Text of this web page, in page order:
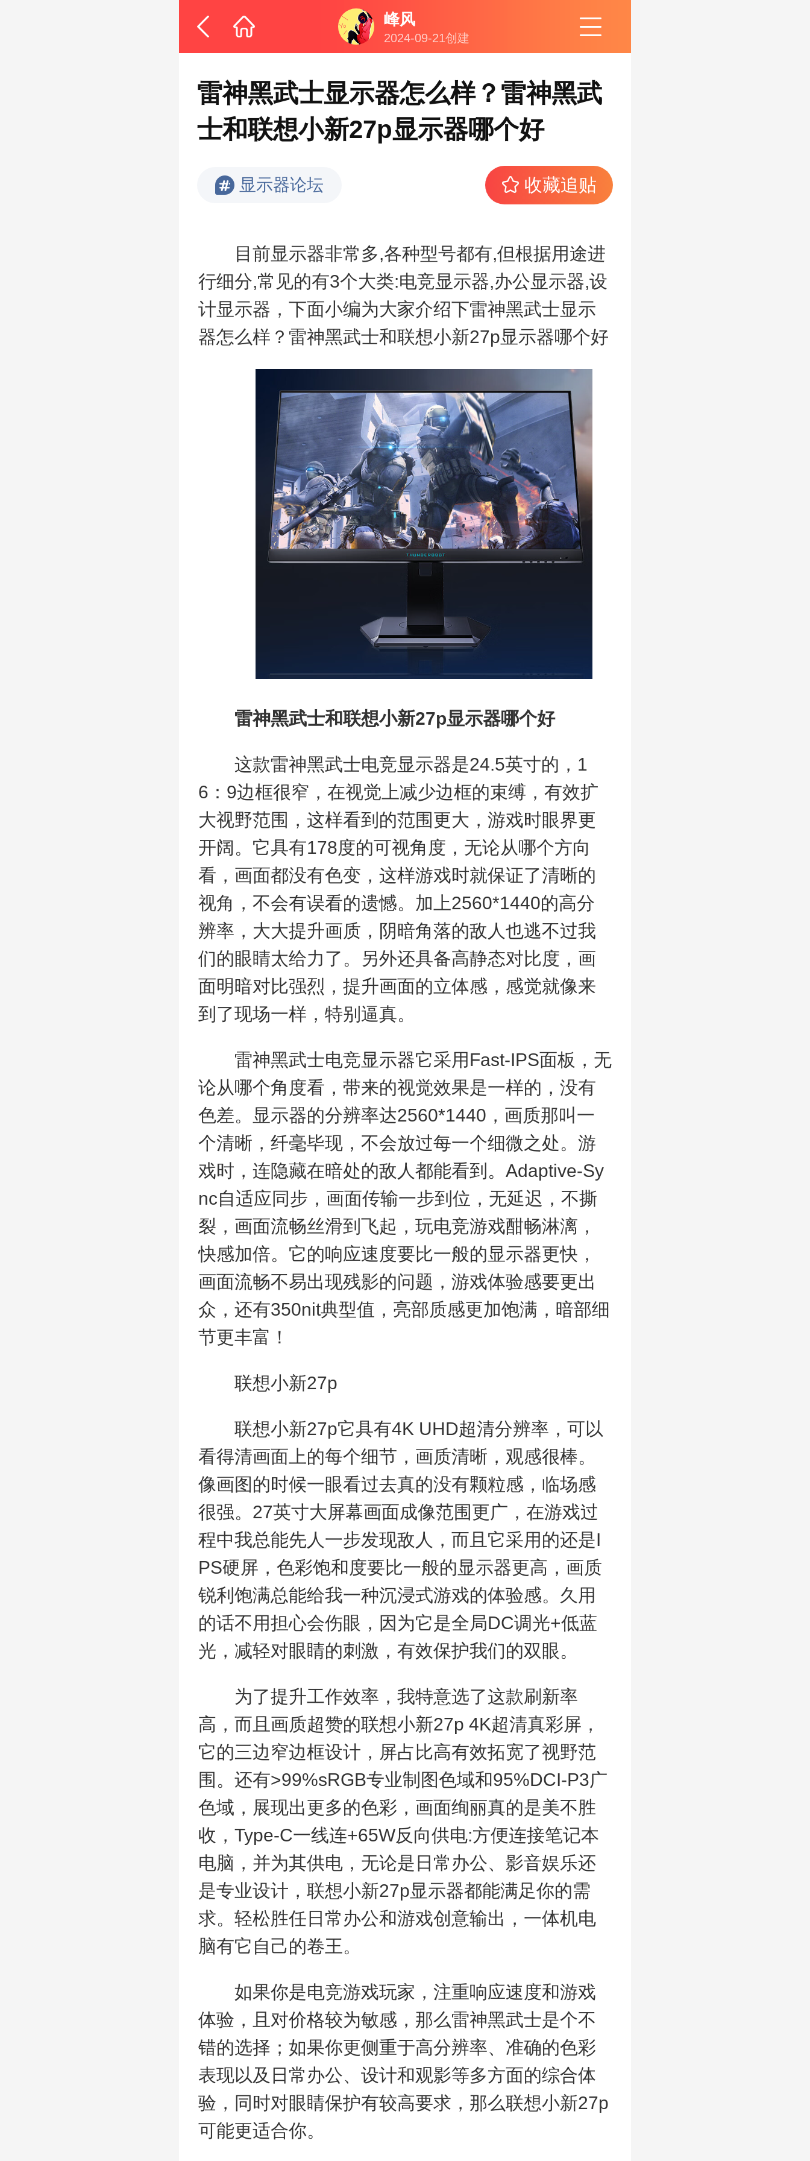
峰风
2024-09-21创建
雷神黑武士显示器怎么样？雷神黑武
士和联想小新27p显示器哪个好
显示器论坛 收藏追贴
目前显示器非常多,各种型号都有,但根据用途进
行细分,常见的有3个大类:电竞显示器,办公显示器,设
计显示器，下面小编为大家介绍下雷神黑武士显示
器怎么样？雷神黑武士和联想小新27p显示器哪个好
雷神黑武士和联想小新27p显示器哪个好
这款雷神黑武士电竞显示器是24.5英寸的，1
6：9边框很窄，在视觉上减少边框的束缚，有效扩
大视野范围，这样看到的范围更大，游戏时眼界更
开阔。它具有178度的可视角度，无论从哪个方向
看，画面都没有色变，这样游戏时就保证了清晰的
视角，不会有误看的遗憾。加上2560*1440的高分
辨率，大大提升画质，阴暗角落的敌人也逃不过我
们的眼睛太给力了。另外还具备高静态对比度，画
面明暗对比强烈，提升画面的立体感，感觉就像来
到了现场一样，特别逼真。
雷神黑武士电竞显示器它采用Fast-IPS面板，无
论从哪个角度看，带来的视觉效果是一样的，没有
色差。显示器的分辨率达2560*1440，画质那叫一
个清晰，纤毫毕现，不会放过每一个细微之处。游
戏时，连隐藏在暗处的敌人都能看到。Adaptive-Sy
nc自适应同步，画面传输一步到位，无延迟，不撕
裂，画面流畅丝滑到飞起，玩电竞游戏酣畅淋漓，
快感加倍。它的响应速度要比一般的显示器更快，
画面流畅不易出现残影的问题，游戏体验感要更出
众，还有350nit典型值，亮部质感更加饱满，暗部细
节更丰富！
联想小新27p
联想小新27p它具有4K UHD超清分辨率，可以
看得清画面上的每个细节，画质清晰，观感很棒。
像画图的时候一眼看过去真的没有颗粒感，临场感
很强。27英寸大屏幕画面成像范围更广，在游戏过
程中我总能先人一步发现敌人，而且它采用的还是I
PS硬屏，色彩饱和度要比一般的显示器更高，画质
锐利饱满总能给我一种沉浸式游戏的体验感。久用
的话不用担心会伤眼，因为它是全局DC调光+低蓝
光，减轻对眼睛的刺激，有效保护我们的双眼。
为了提升工作效率，我特意选了这款刷新率
高，而且画质超赞的联想小新27p 4K超清真彩屏，
它的三边窄边框设计，屏占比高有效拓宽了视野范
围。还有>99%sRGB专业制图色域和95%DCI-P3广
色域，展现出更多的色彩，画面绚丽真的是美不胜
收，Type-C一线连+65W反向供电:方便连接笔记本
电脑，并为其供电，无论是日常办公、影音娱乐还
是专业设计，联想小新27p显示器都能满足你的需
求。轻松胜任日常办公和游戏创意输出，一体机电
脑有它自己的卷王。
如果你是电竞游戏玩家，注重响应速度和游戏
体验，且对价格较为敏感，那么雷神黑武士是个不
错的选择；如果你更侧重于高分辨率、准确的色彩
表现以及日常办公、设计和观影等多方面的综合体
验，同时对眼睛保护有较高要求，那么联想小新27p
可能更适合你。